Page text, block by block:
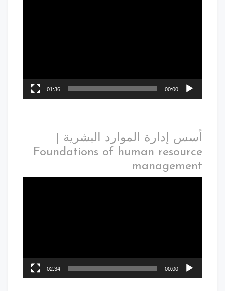
00:00
01:36
أسس إدارة الموارد البشرية |
Foundations of human resource
management
00:00
02:34